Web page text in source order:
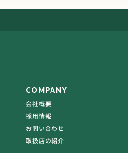
COMPANY
会社概要
採用情報
お問い合わせ
取扱店の紹介